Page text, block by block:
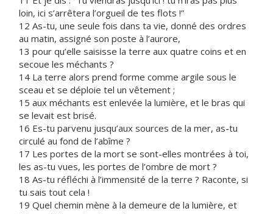
loin, ici s’arrêtera l’orgueil de tes flots !”
12 As-tu, une seule fois dans ta vie, donné des ordres
au matin, assigné son poste à l’aurore,
13 pour qu’elle saisisse la terre aux quatre coins et en
secoue les méchants ?
14 La terre alors prend forme comme argile sous le
sceau et se déploie tel un vêtement ;
15 aux méchants est enlevée la lumière, et le bras qui
se levait est brisé.
16 Es-tu parvenu jusqu’aux sources de la mer, as-tu
circulé au fond de l’abîme ?
17 Les portes de la mort se sont-elles montrées à toi,
les as-tu vues, les portes de l’ombre de mort ?
18 As-tu réfléchi à l’immensité de la terre ? Raconte, si
tu sais tout cela !
19 Quel chemin mène à la demeure de la lumière, et